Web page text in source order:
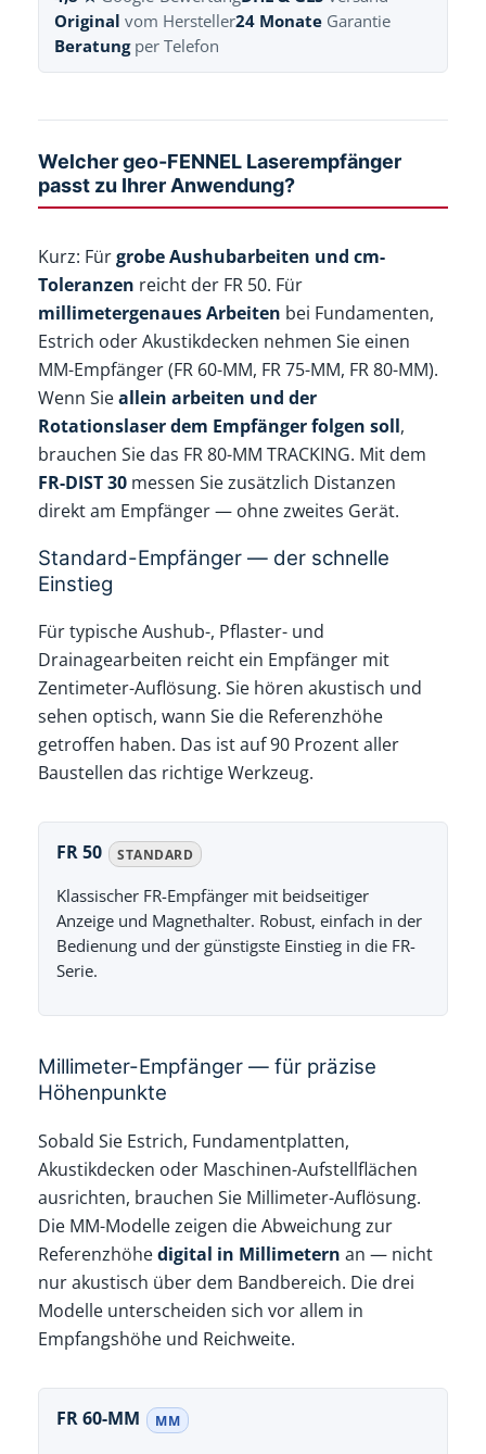
Original vom Hersteller24 Monate Garantie
Beratungper Telefon
Welcher geo-FENNEL Laserempfänger
passt zu Ihrer Anwendung?
Kurz: Fürgrobe Aushubarbeiten und cm-
Toleranzen reicht der FR 50. Für
millimetergenaues Arbeiten bei Fundamenten,
Estrich oder Akustikdecken nehmen Sie einen
MM-Empfänger (FR 60-MM, FR 75-MM, FR 80-MM).
Wenn Sieallein arbeiten und der
Rotationslaser dem Empfänger folgen soll,
brauchen Sie das FR 80-MM TRACKING. Mit dem
FR-DIST 30 messen Sie zusätzlich Distanzen
direkt am Empfänger — ohne zweites Gerät.
Standard-Empfänger — der schnelle
Einstieg
Für typische Aushub-, Pflaster- und
Drainagearbeiten reicht ein Empfänger mit
Zentimeter-Auflösung. Sie hören akustisch und
sehen optisch, wann Sie die Referenzhöhe
getroffen haben. Das ist auf 90 Prozent aller
Baustellen das richtige Werkzeug.
FR 50 STANDARD
Klassischer FR-Empfänger mit beidseitiger
Anzeige und Magnethalter. Robust, einfach in der
Bedienung und der günstigste Einstieg in die FR-
Serie.
Millimeter-Empfänger — für präzise
Höhenpunkte
Sobald Sie Estrich, Fundamentplatten,
Akustikdecken oder Maschinen-Aufstellflächen
ausrichten, brauchen Sie Millimeter-Auflösung.
Die MM-Modelle zeigen die Abweichung zur
Referenzhöhedigital in Millimetern an — nicht
nur akustisch über dem Bandbereich. Die drei
Modelle unterscheiden sich vor allem in
Empfangshöhe und Reichweite.
FR 60-MM MM